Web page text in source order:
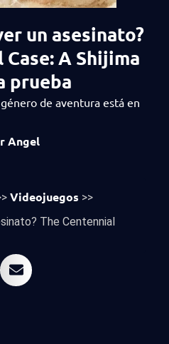
un asesinato?
A Shijima
prueba
de aventura está en
Angel
Videojuegos >>
The Centennial